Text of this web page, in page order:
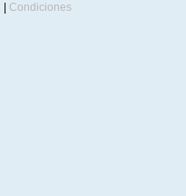
Condiciones